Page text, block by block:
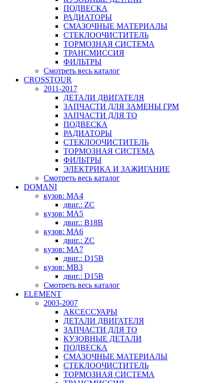
ПОДВЕСКА
РАДИАТОРЫ
СМАЗОЧНЫЕ МАТЕРИАЛЫ
СТЕКЛООЧИСТИТЕЛЬ
ТОРМОЗНАЯ СИСТЕМА
ТРАНСМИССИЯ
ФИЛЬТРЫ
Смотреть весь каталог
CROSSTOUR
2011-2017
ДЕТАЛИ ДВИГАТЕЛЯ
ЗАПЧАСТИ ДЛЯ ЗАМЕНЫ ГРМ
ЗАПЧАСТИ ДЛЯ ТО
ПОДВЕСКА
РАДИАТОРЫ
СТЕКЛООЧИСТИТЕЛЬ
ТОРМОЗНАЯ СИСТЕМА
ФИЛЬТРЫ
ЭЛЕКТРИКА И ЗАЖИГАНИЕ
Смотреть весь каталог
DOMANI
кузов: MA4
двиг.: ZC
кузов: MA5
двиг.: B18B
кузов: MA6
двиг.: ZC
кузов: MA7
двиг.: D15B
кузов: MB3
двиг.: D15B
Смотреть весь каталог
ELEMENT
2003-2007
АКСЕССУАРЫ
ДЕТАЛИ ДВИГАТЕЛЯ
ЗАПЧАСТИ ДЛЯ ТО
КУЗОВНЫЕ ДЕТАЛИ
ПОДВЕСКА
СМАЗОЧНЫЕ МАТЕРИАЛЫ
СТЕКЛООЧИСТИТЕЛЬ
ТОРМОЗНАЯ СИСТЕМА